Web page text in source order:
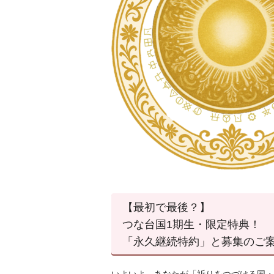
【最初で最後？】
つな台国1期生・限定特典！
「永久継続特約」と募集のご